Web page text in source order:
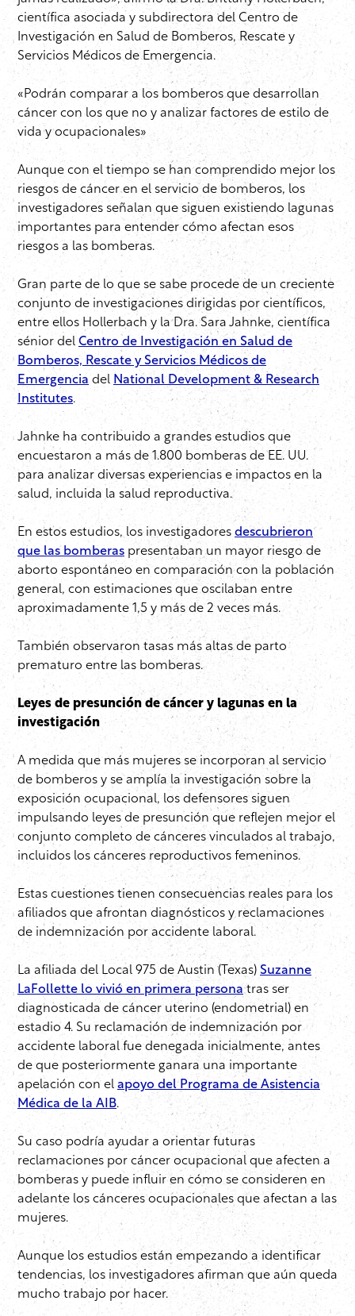
científica asociada y subdirectora del Centro de
Investigación en Salud de Bomberos, Rescate y
Servicios Médicos de Emergencia.
«Podrán comparar a los bomberos que desarrollan
cáncer con los que no y analizar factores de estilo de
vida y ocupacionales»
Aunque con el tiempo se han comprendido mejor los
riesgos de cáncer en el servicio de bomberos, los
investigadores señalan que siguen existiendo lagunas
importantes para entender cómo afectan esos
riesgos a las bomberas.
Gran parte de lo que se sabe procede de un creciente
conjunto de investigaciones dirigidas por científicos,
entre ellos Hollerbach y la Dra. Sara Jahnke, científica
sénior del Centro de Investigación en Salud de
Bomberos, Rescate y Servicios Médicos de
Emergencia del National Development & Research
Institutes.
Jahnke ha contribuido a grandes estudios que
encuestaron a más de 1.800 bomberas de EE. UU.
para analizar diversas experiencias e impactos en la
salud, incluida la salud reproductiva.
En estos estudios, los investigadores descubrieron
que las bomberas presentaban un mayor riesgo de
aborto espontáneo en comparación con la población
general, con estimaciones que oscilaban entre
aproximadamente 1,5 y más de 2 veces más.
También observaron tasas más altas de parto
prematuro entre las bomberas.
Leyes de presunción de cáncer y lagunas en la
investigación
A medida que más mujeres se incorporan al servicio
de bomberos y se amplía la investigación sobre la
exposición ocupacional, los defensores siguen
impulsando leyes de presunción que reflejen mejor el
conjunto completo de cánceres vinculados al trabajo,
incluidos los cánceres reproductivos femeninos.
Estas cuestiones tienen consecuencias reales para los
afiliados que afrontan diagnósticos y reclamaciones
de indemnización por accidente laboral.
La afiliada del Local 975 de Austin (Texas) Suzanne
LaFollette lo vivió en primera personatras ser
diagnosticada de cáncer uterino (endometrial) en
estadio 4. Su reclamación de indemnización por
accidente laboral fue denegada inicialmente, antes
de que posteriormente ganara una importante
apelación con elapoyo del Programa de Asistencia
Médica de la AIB.
Su caso podría ayudar a orientar futuras
reclamaciones por cáncer ocupacional que afecten a
bomberas y puede influir en cómo se consideren en
adelante los cánceres ocupacionales que afectan a las
mujeres.
Aunque los estudios están empezando a identificar
tendencias, los investigadores afirman que aún queda
mucho trabajo por hacer.